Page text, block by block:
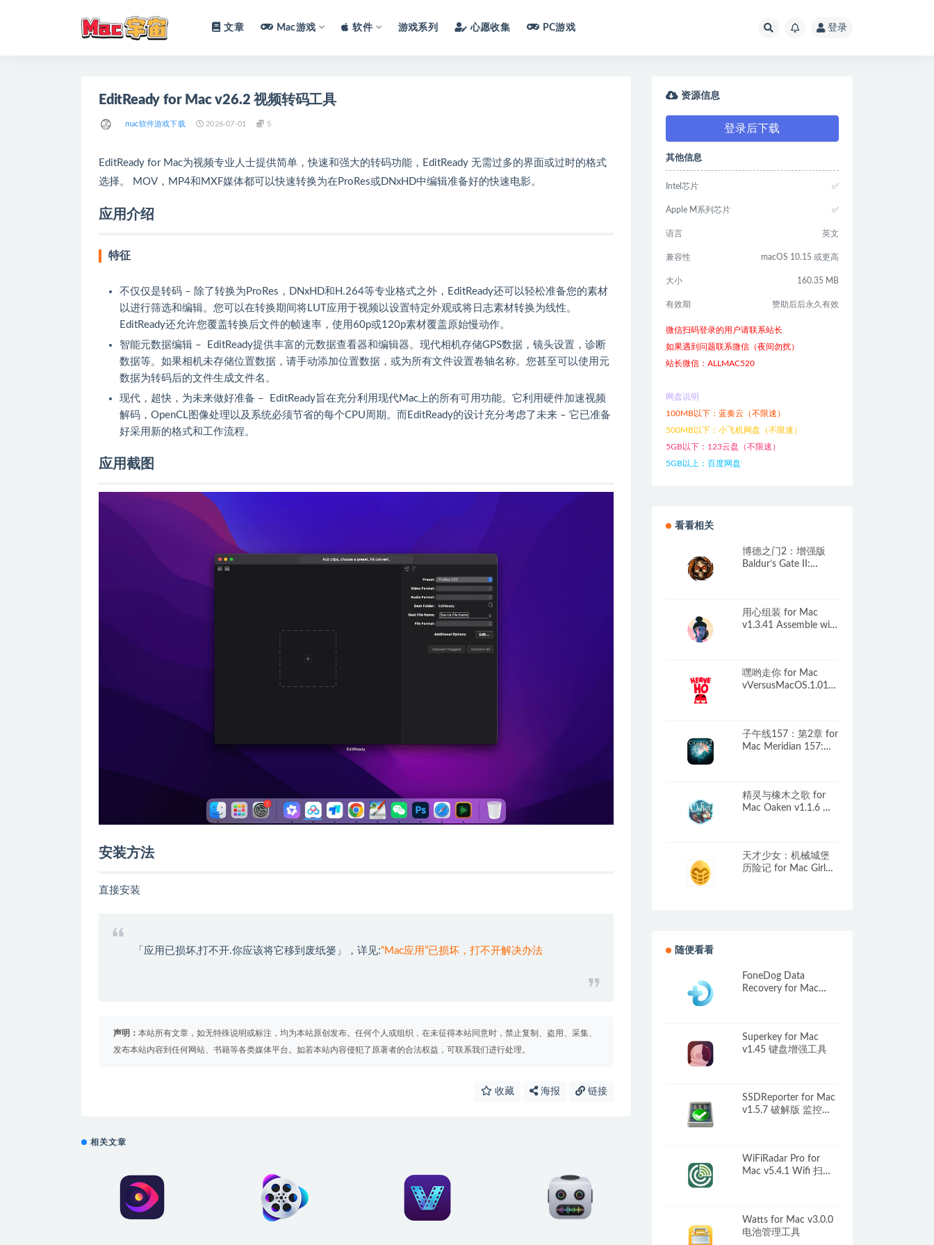
文章 Mac游戏 软件 游戏系列 心愿收集 PC游戏 登录
EditReady for Mac v26.2 视频转码工具
mac软件游戏下载 2026-07-01 5
EditReady for Mac为视频专业人士提供简单，快速和强大的转码功能，EditReady 无需过多的界面或过时的格式
选择。 MOV，MP4和MXF媒体都可以快速转换为在ProRes或DNxHD中编辑准备好的快速电影。
应用介绍
特征
不仅仅是转码 – 除了转换为ProRes，DNxHD和H.264等专业格式之外，EditReady还可以轻松准备您的素材
以进行筛选和编辑。您可以在转换期间将LUT应用于视频以设置特定外观或将日志素材转换为线性。
EditReady还允许您覆盖转换后文件的帧速率，使用60p或120p素材覆盖原始慢动作。
智能元数据编辑 – EditReady提供丰富的元数据查看器和编辑器。现代相机存储GPS数据，镜头设置，诊断
数据等。如果相机未存储位置数据，请手动添加位置数据，或为所有文件设置卷轴名称。您甚至可以使用元
数据为转码后的文件生成文件名。
现代，超快，为未来做好准备 – EditReady旨在充分利用现代Mac上的所有可用功能。它利用硬件加速视频
解码，OpenCL图像处理以及系统必须节省的每个CPU周期。而EditReady的设计充分考虑了未来 – 它已准备
好采用新的格式和工作流程。
应用截图
安装方法
直接安装
「应用已损坏,打不开.你应该将它移到废纸篓」，详见:“Mac应用”已损坏，打不开解决办法
声明： 本站所有文章，如无特殊说明或标注，均为本站原创发布。任何个人或组织，在未征得本站同意时，禁止复制、盗用、采集、
发布本站内容到任何网站、书籍等各类媒体平台。如若本站内容侵犯了原著者的合法权益，可联系我们进行处理。
收藏 海报 链接
相关文章
资源信息
登录后下载
其他信息
Intel芯片 ✅
Apple M系列芯片 ✅
语言 英文
兼容性 macOS 10.15 或更高
大小 160.35 MB
有效期 赞助后后永久有效
微信扫码登录的用户请联系站长
如果遇到问题联系微信（夜间勿扰）
站长微信：ALLMAC520
网盘说明
100MB以下：蓝奏云（不限速）
500MB以下：小飞机网盘（不限速）
5GB以下：123云盘（不限速）
5GB以上：百度网盘
看看相关
博德之门2：增强版
Baldur’s Gate II:
用心组装 for Mac
v1.3.41 Assemble with
嘿哟走你 for Mac
vVersusMacOS.1.01
子午线157：第2章 for
Mac Meridian 157:
精灵与橡木之歌 for
Mac Oaken v1.1.6 中
天才少女：机械城堡
历险记 for Mac Girl
随便看看
FoneDog Data
Recovery for Mac
Superkey for Mac
v1.45 键盘增强工具
SSDReporter for Mac
v1.5.7 破解版 监控
WiFiRadar Pro for
Mac v5.4.1 Wifi 扫描
Watts for Mac v3.0.0
电池管理工具